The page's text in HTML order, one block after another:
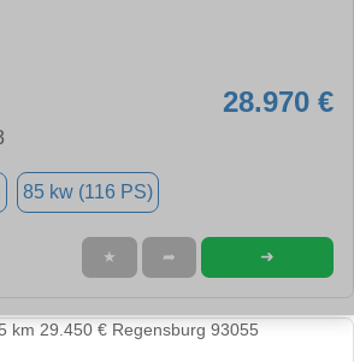
28.970 €
85 kw (116 PS)
★ ➦ ➜